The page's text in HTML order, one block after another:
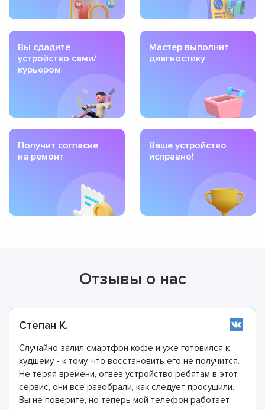
Вы сдадите
устройство сами/
курьером
Мастер выполнит
диагностику
Получит согласие
на ремонт
Ваше устройство
исправно!
Отзывы о нас
Степан К.
Случайно залил смартфон кофе и уже готовился к
худшему - к тому, что восстановить его не получится.
Не теряя времени, отвез устройство ребятам в этот
сервис, они все разобрали, как следует просушили.
Вы не поверите, но теперь мой телефон работает